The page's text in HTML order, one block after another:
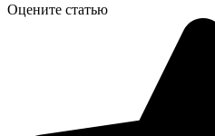
Оцените статью